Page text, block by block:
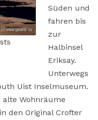
Süden und
fahren bis
zur
Halbinsel
Eriksay.
Unterwegs
Uist Inselmuseum.
alte Wohnräume
den Original Crofter